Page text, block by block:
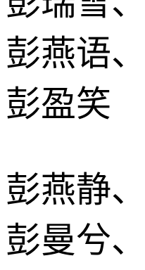
彭燕语
彭盈笑
彭燕静
彭曼兮